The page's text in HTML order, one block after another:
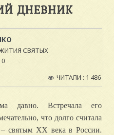
ДНЕВНИК
СВЯТЫХ
ЧИТАЛИ : 1 486
давно. Встречала его
что долго считала
– святым ХХ века в России.